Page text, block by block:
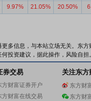
9.97% 21.05% 20.50%
多信息，与本站立场无关。东
投资建议，据此操作，风险自担